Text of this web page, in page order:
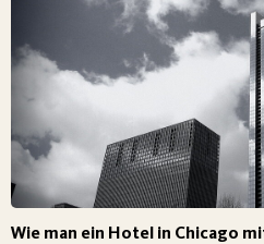
Wie man ein Hotel in Chicago